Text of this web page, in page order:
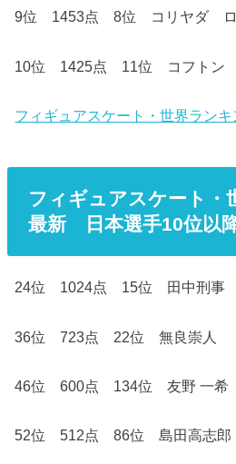
9位 1453点 8位 コリヤダ ロ
10位 1425点 11位 コフトン
フィギュアスケート・世界ラン
フィギュアスケート・
最新 日本選手10位以
24位 1024点 15位 田中刑事
36位 723点 22位 無良崇人
46位 600点 134位 友野 一希
52位 512点 86位 島田高志郎